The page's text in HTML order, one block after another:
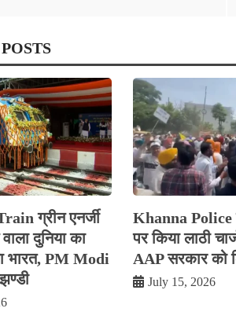
ग्रीन एनर्जी
दुनिया का
भारत, PM Modi
Khanna Police
पर किया लाठी
AAP सरकार को
July 15, 2026